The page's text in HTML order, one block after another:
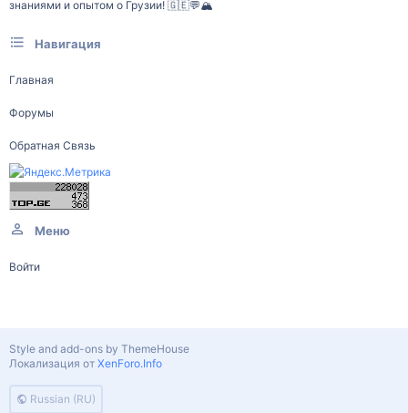
знаниями и опытом о Грузии! 🇬🇪💬🏔️
Навигация
Главная
Форумы
Обратная Связь
Меню
Войти
Russian (RU)
Style and add-ons by ThemeHouse
Локализация от XenForo.Info